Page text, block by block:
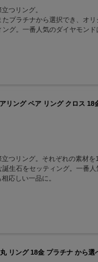
つリング。
プラチナから選択でき、オ
グ。一番人気のダイヤモン
リング ペア リング クロス
つリング。それぞれの素材
生石をセッティング。一番
応しい一品に。
リング 18金 プラチナ から